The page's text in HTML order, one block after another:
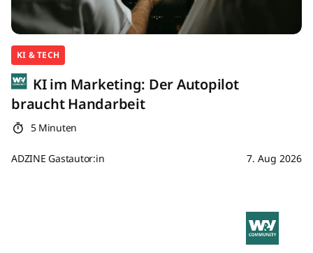
KI & TECH
KI im Marketing: Der Autopilot
braucht Handarbeit
5 Minuten
ADZINE Gastautor:in 7. Aug 2026